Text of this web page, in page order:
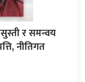
र समन्वय
नीतिगत